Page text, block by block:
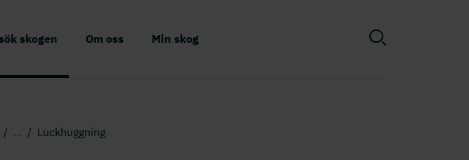
skogen Om oss Min skog
/ ... / Luckhuggning